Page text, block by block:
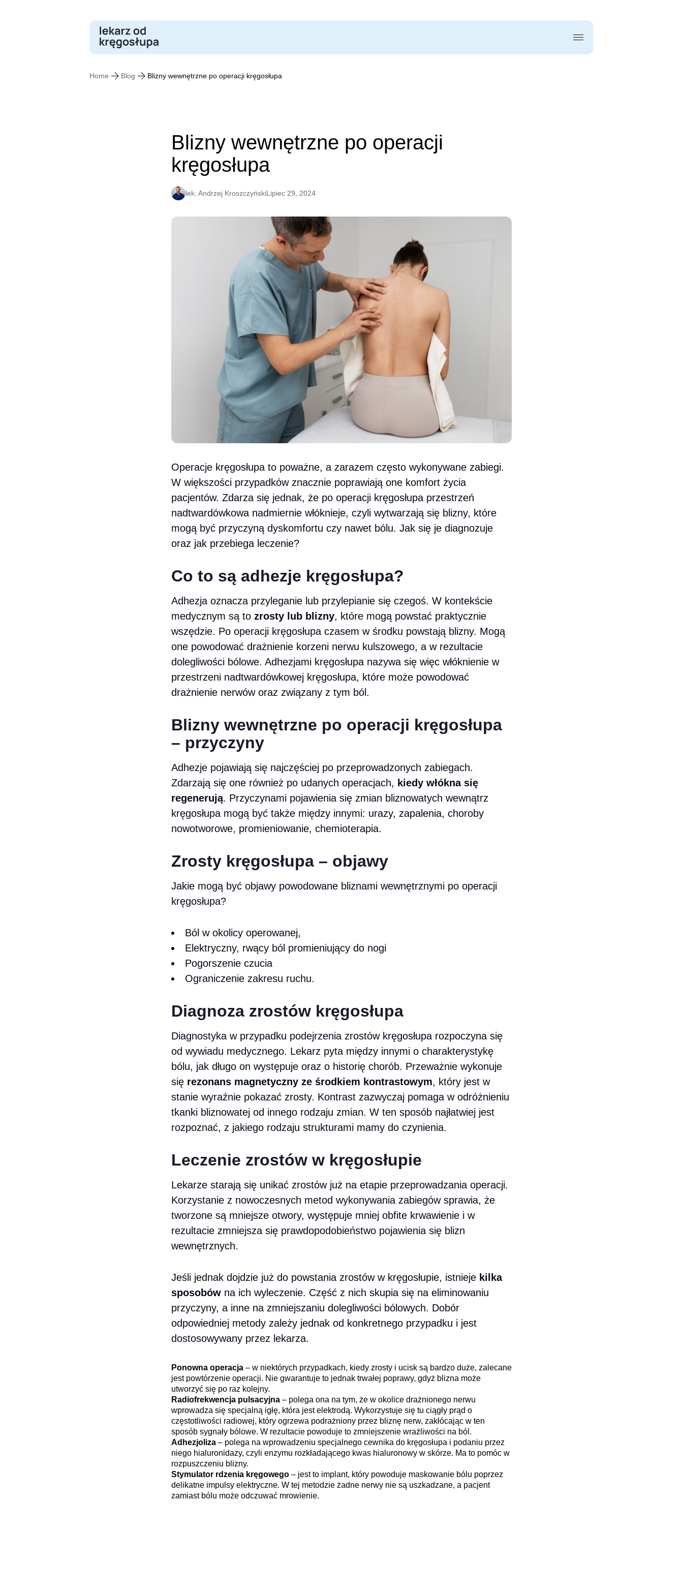
Home Blog Blizny wewnętrzne po operacji kręgosłupa
Blizny wewnętrzne po operacji
kręgosłupa
lek. Andrzej KroszczyńskiLipiec 29, 2024
Operacje kręgosłupa to poważne, a zarazem często wykonywane zabiegi.
W większości przypadków znacznie poprawiają one komfort życia
pacjentów. Zdarza się jednak, że po operacji kręgosłupa przestrzeń
nadtwardówkowa nadmiernie włóknieje, czyli wytwarzają się blizny, które
mogą być przyczyną dyskomfortu czy nawet bólu. Jak się je diagnozuje
oraz jak przebiega leczenie?
Co to są adhezje kręgosłupa?
Adhezja oznacza przyleganie lub przylepianie się czegoś. W kontekście
medycznym są to zrosty lub blizny, które mogą powstać praktycznie
wszędzie. Po operacji kręgosłupa czasem w środku powstają blizny. Mogą
one powodować drażnienie korzeni nerwu kulszowego, a w rezultacie
dolegliwości bólowe. Adhezjami kręgosłupa nazywa się więc włóknienie w
przestrzeni nadtwardówkowej kręgosłupa, które może powodować
drażnienie nerwów oraz związany z tym ból.
Blizny wewnętrzne po operacji kręgosłupa
– przyczyny
Adhezje pojawiają się najczęściej po przeprowadzonych zabiegach.
Zdarzają się one również po udanych operacjach, kiedy włókna się
regenerują. Przyczynami pojawienia się zmian bliznowatych wewnątrz
kręgosłupa mogą być także między innymi: urazy, zapalenia, choroby
nowotworowe, promieniowanie, chemioterapia.
Zrosty kręgosłupa – objawy
Jakie mogą być objawy powodowane bliznami wewnętrznymi po operacji
kręgosłupa?
Ból w okolicy operowanej,
Elektryczny, rwący ból promieniujący do nogi
Pogorszenie czucia
Ograniczenie zakresu ruchu.
Diagnoza zrostów kręgosłupa
Diagnostyka w przypadku podejrzenia zrostów kręgosłupa rozpoczyna się
od wywiadu medycznego. Lekarz pyta między innymi o charakterystykę
bólu, jak długo on występuje oraz o historię chorób. Przeważnie wykonuje
się rezonans magnetyczny ze środkiem kontrastowym, który jest w
stanie wyraźnie pokazać zrosty. Kontrast zazwyczaj pomaga w odróżnieniu
tkanki bliznowatej od innego rodzaju zmian. W ten sposób najłatwiej jest
rozpoznać, z jakiego rodzaju strukturami mamy do czynienia.
Leczenie zrostów w kręgosłupie
Lekarze starają się unikać zrostów już na etapie przeprowadzania operacji.
Korzystanie z nowoczesnych metod wykonywania zabiegów sprawia, że
tworzone są mniejsze otwory, występuje mniej obfite krwawienie i w
rezultacie zmniejsza się prawdopodobieństwo pojawienia się blizn
wewnętrznych.
Jeśli jednak dojdzie już do powstania zrostów w kręgosłupie, istnieje kilka
sposobów na ich wyleczenie. Część z nich skupia się na eliminowaniu
przyczyny, a inne na zmniejszaniu dolegliwości bólowych. Dobór
odpowiedniej metody zależy jednak od konkretnego przypadku i jest
dostosowywany przez lekarza.
Ponowna operacja – w niektórych przypadkach, kiedy zrosty i ucisk są bardzo duże, zalecane
jest powtórzenie operacji. Nie gwarantuje to jednak trwałej poprawy, gdyż blizna może
utworzyć się po raz kolejny.
Radiofrekwencja pulsacyjna – polega ona na tym, że w okolice drażnionego nerwu
wprowadza się specjalną igłę, która jest elektrodą. Wykorzystuje się tu ciągły prąd o
częstotliwości radiowej, który ogrzewa podrażniony przez bliznę nerw, zakłócając w ten
sposób sygnały bólowe. W rezultacie powoduje to zmniejszenie wrażliwości na ból.
Adhezjoliza – polega na wprowadzeniu specjalnego cewnika do kręgosłupa i podaniu przez
niego hialuronidazy, czyli enzymu rozkładającego kwas hialuronowy w skórze. Ma to pomóc w
rozpuszczeniu blizny.
Stymulator rdzenia kręgowego – jest to implant, który powoduje maskowanie bólu poprzez
delikatne impulsy elektryczne. W tej metodzie żadne nerwy nie są uszkadzane, a pacjent
zamiast bólu może odczuwać mrowienie.